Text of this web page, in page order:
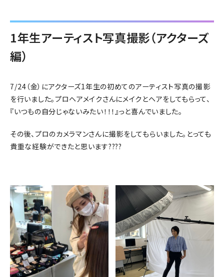
1年生アーティスト写真撮影（アクターズ
編）
7/24（金）にアクターズ1年生の初めてのアーティスト写真の撮影
を行いました。プロヘアメイクさんにメイクとヘアをしてもらって、
『いつもの自分じゃないみたい！！！』っと喜んでいました。
その後、プロのカメラマンさんに撮影をしてもらいました。とっても
貴重な経験ができたと思います????